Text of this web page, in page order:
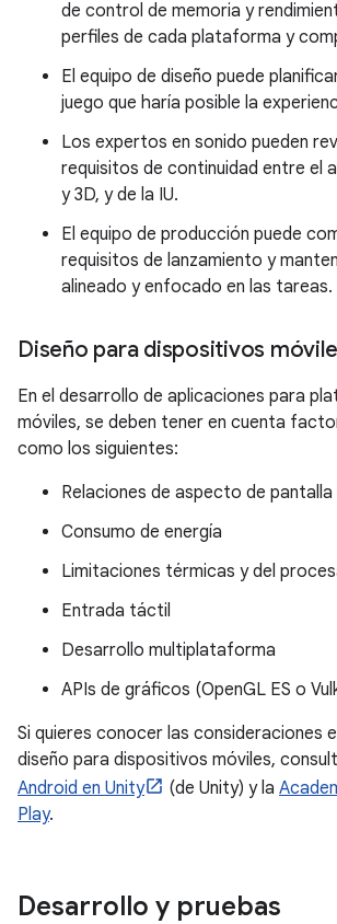
de control de memoria y
perfiles de cada plataforma y
El equipo de diseño puede
juego que haría posible la
Los expertos en sonido pueden
requisitos de continuidad entre el
y 3D, y de la IU.
El equipo de producción puede
requisitos de lanzamiento y
alineado y enfocado en las tareas.
Diseño para dispositivos
En el desarrollo de aplicaciones para
móviles, se deben tener en cuenta
como los siguientes:
Relaciones de aspecto de pantalla
Consumo de energía
Limitaciones térmicas y del
Entrada táctil
Desarrollo multiplataforma
APIs de gráficos (OpenGL ES o
Si quieres conocer las consideraciones
diseño para dispositivos móviles,
Android en Unity
(de Unity) y la
Play.
Desarrollo y pruebas